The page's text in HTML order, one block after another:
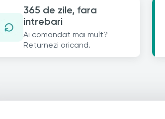
365 de zile, fara
intrebari
Ai comandat mai mult?
Returnezi oricand.